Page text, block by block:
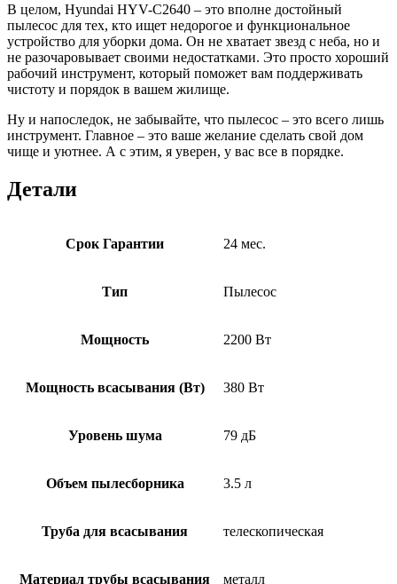
В целом, Hyundai HYV-C2640 – это вполне достойный
пылесос для тех, кто ищет недорогое и функциональное
устройство для уборки дома. Он не хватает звезд с неба, но и
не разочаровывает своими недостатками. Это просто хороший
рабочий инструмент, который поможет вам поддерживать
чистоту и порядок в вашем жилище.
Ну и напоследок, не забывайте, что пылесос – это всего лишь
инструмент. Главное – это ваше желание сделать свой дом
чище и уютнее. А с этим, я уверен, у вас все в порядке.
Детали
Срок Гарантии 24 мес.
Тип Пылесос
Мощность 2200 Вт
Мощность всасывания (Вт) 380 Вт
Уровень шума 79 дБ
Объем пылесборника 3.5 л
Труба для всасывания телескопическая
Материал трубы всасывания металл